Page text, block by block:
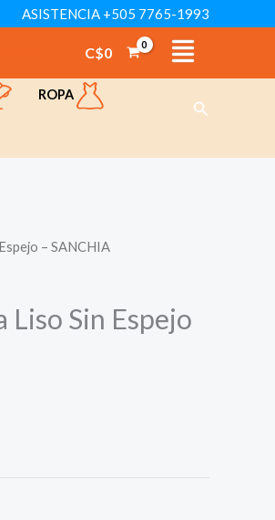
ASISTENCIA +505 7765-1993
C$0
ROPA
Buscar
– SANCHIA
Sin Espejo